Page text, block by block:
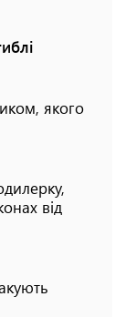
якого
від